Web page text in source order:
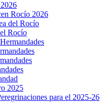
Rocío 2026
del Rocío
Rocío
2025
para el 2025-26